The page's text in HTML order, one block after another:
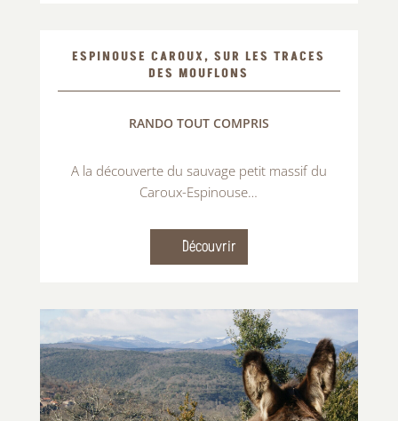
ESPINOUSE CAROUX, SUR LES TRACES
DES MOUFLONS
RANDO TOUT COMPRIS
A la découverte du sauvage petit massif du
Caroux-Espinouse…
Découvrir